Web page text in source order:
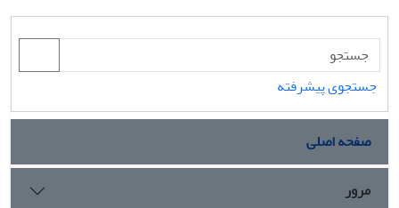
جستجوی پیشرفته
صفحه اصلی
مرور